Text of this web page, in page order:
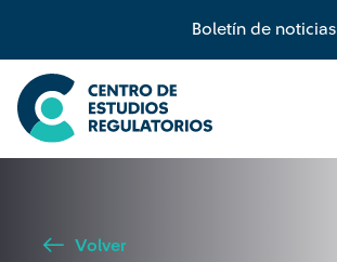
Boletín de noticias
Búsqueda
Seleccione país
Volver